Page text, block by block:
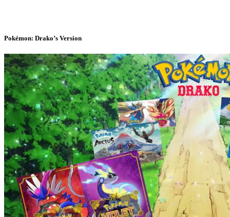
Pokémon: Drako’s Version